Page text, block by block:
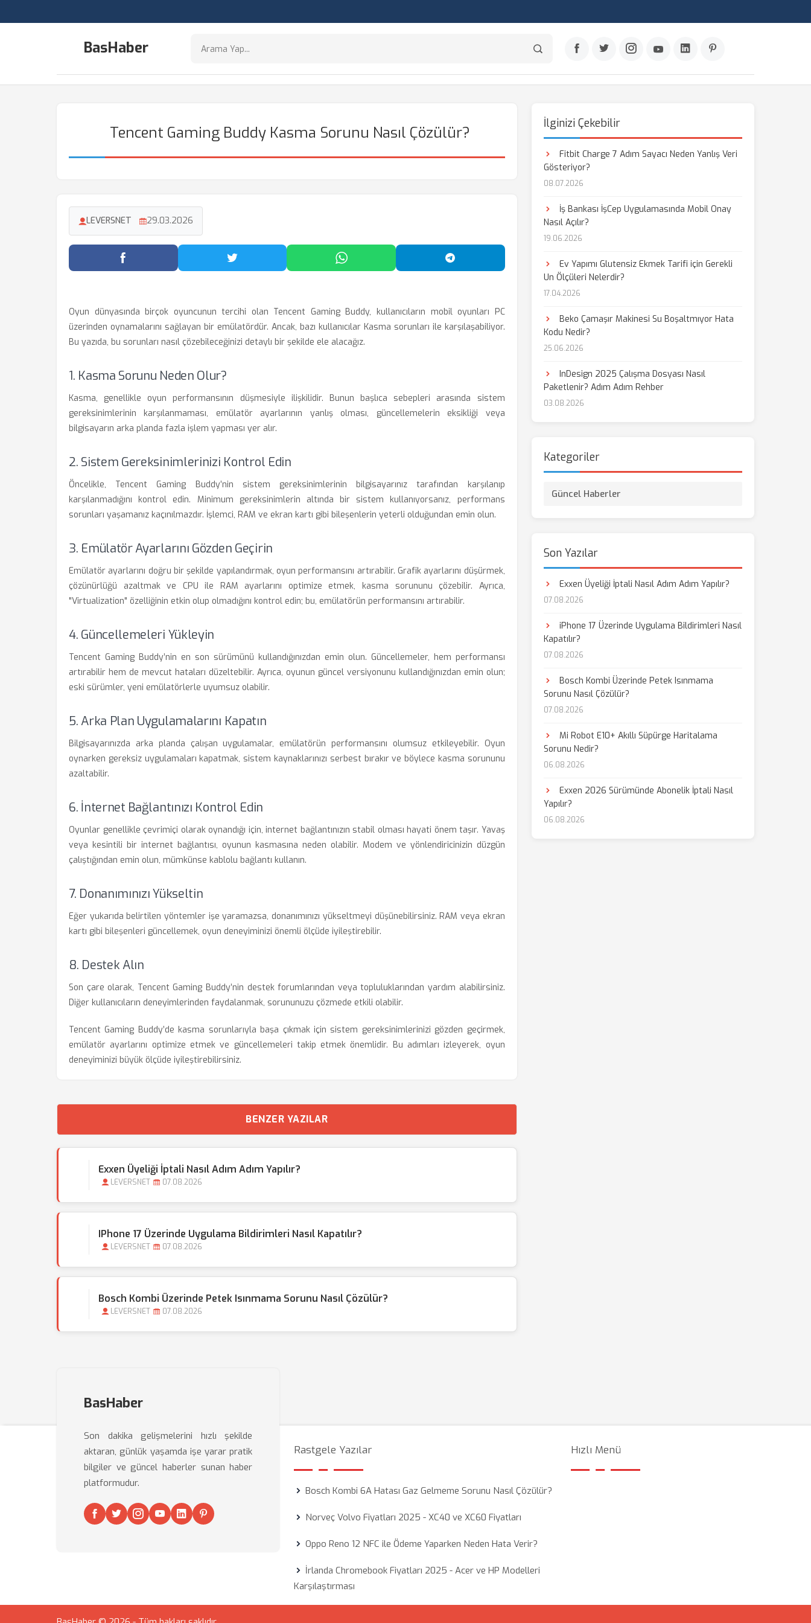
BasHaber
Tencent Gaming Buddy Kasma Sorunu Nasıl Çözülür?
LEVERSNET 29.03.2026
Facebook'ta Paylaş Twitter'da Paylaş WhatsApp'ta Paylaş Telegram'da Paylaş
Oyun dünyasında birçok oyuncunun tercihi olan Tencent Gaming Buddy, kullanıcıların mobil oyunları PC
üzerinden oynamalarını sağlayan bir emülatördür. Ancak, bazı kullanıcılar Kasma sorunları ile karşılaşabiliyor.
Bu yazıda, bu sorunları nasıl çözebileceğinizi detaylı bir şekilde ele alacağız.
1. Kasma Sorunu Neden Olur?
Kasma, genellikle oyun performansının düşmesiyle ilişkilidir. Bunun başlıca sebepleri arasında sistem
gereksinimlerinin karşılanmaması, emülatör ayarlarının yanlış olması, güncellemelerin eksikliği veya
bilgisayarın arka planda fazla işlem yapması yer alır.
2. Sistem Gereksinimlerinizi Kontrol Edin
Öncelikle, Tencent Gaming Buddy’nin sistem gereksinimlerinin bilgisayarınız tarafından karşılanıp
karşılanmadığını kontrol edin. Minimum gereksinimlerin altında bir sistem kullanıyorsanız, performans
sorunları yaşamanız kaçınılmazdır. İşlemci, RAM ve ekran kartı gibi bileşenlerin yeterli olduğundan emin olun.
3. Emülatör Ayarlarını Gözden Geçirin
Emülatör ayarlarını doğru bir şekilde yapılandırmak, oyun performansını artırabilir. Grafik ayarlarını düşürmek,
çözünürlüğü azaltmak ve CPU ile RAM ayarlarını optimize etmek, kasma sorununu çözebilir. Ayrıca,
"Virtualization" özelliğinin etkin olup olmadığını kontrol edin; bu, emülatörün performansını artırabilir.
4. Güncellemeleri Yükleyin
Tencent Gaming Buddy’nin en son sürümünü kullandığınızdan emin olun. Güncellemeler, hem performansı
artırabilir hem de mevcut hataları düzeltebilir. Ayrıca, oyunun güncel versiyonunu kullandığınızdan emin olun;
eski sürümler, yeni emülatörlerle uyumsuz olabilir.
5. Arka Plan Uygulamalarını Kapatın
Bilgisayarınızda arka planda çalışan uygulamalar, emülatörün performansını olumsuz etkileyebilir. Oyun
oynarken gereksiz uygulamaları kapatmak, sistem kaynaklarınızı serbest bırakır ve böylece kasma sorununu
azaltabilir.
6. İnternet Bağlantınızı Kontrol Edin
Oyunlar genellikle çevrimiçi olarak oynandığı için, internet bağlantınızın stabil olması hayati önem taşır. Yavaş
veya kesintili bir internet bağlantısı, oyunun kasmasına neden olabilir. Modem ve yönlendiricinizin düzgün
çalıştığından emin olun, mümkünse kablolu bağlantı kullanın.
7. Donanımınızı Yükseltin
Eğer yukarıda belirtilen yöntemler işe yaramazsa, donanımınızı yükseltmeyi düşünebilirsiniz. RAM veya ekran
kartı gibi bileşenleri güncellemek, oyun deneyiminizi önemli ölçüde iyileştirebilir.
8. Destek Alın
Son çare olarak, Tencent Gaming Buddy’nin destek forumlarından veya topluluklarından yardım alabilirsiniz.
Diğer kullanıcıların deneyimlerinden faydalanmak, sorununuzu çözmede etkili olabilir.
Tencent Gaming Buddy’de kasma sorunlarıyla başa çıkmak için sistem gereksinimlerinizi gözden geçirmek,
emülatör ayarlarını optimize etmek ve güncellemeleri takip etmek önemlidir. Bu adımları izleyerek, oyun
deneyiminizi büyük ölçüde iyileştirebilirsiniz.
BENZER YAZILAR
Exxen Üyeliği İptali Nasıl Adım Adım Yapılır?
LEVERSNET 07.08.2026
IPhone 17 Üzerinde Uygulama Bildirimleri Nasıl Kapatılır?
LEVERSNET 07.08.2026
Bosch Kombi Üzerinde Petek Isınmama Sorunu Nasıl Çözülür?
LEVERSNET 07.08.2026
İlginizi Çekebilir
Fitbit Charge 7 Adım Sayacı Neden Yanlış Veri
Gösteriyor?
08.07.2026
İş Bankası İşCep Uygulamasında Mobil Onay
Nasıl Açılır?
19.06.2026
Ev Yapımı Glutensiz Ekmek Tarifi için Gerekli
Un Ölçüleri Nelerdir?
17.04.2026
Beko Çamaşır Makinesi Su Boşaltmıyor Hata
Kodu Nedir?
25.06.2026
InDesign 2025 Çalışma Dosyası Nasıl
Paketlenir? Adım Adım Rehber
03.08.2026
Kategoriler
Güncel Haberler
Son Yazılar
Exxen Üyeliği İptali Nasıl Adım Adım Yapılır?
07.08.2026
iPhone 17 Üzerinde Uygulama Bildirimleri Nasıl
Kapatılır?
07.08.2026
Bosch Kombi Üzerinde Petek Isınmama
Sorunu Nasıl Çözülür?
07.08.2026
Mi Robot E10+ Akıllı Süpürge Haritalama
Sorunu Nedir?
06.08.2026
Exxen 2026 Sürümünde Abonelik İptali Nasıl
Yapılır?
06.08.2026
BasHaber
Son dakika gelişmelerini hızlı şekilde
aktaran, günlük yaşamda işe yarar pratik
bilgiler ve güncel haberler sunan haber
platformudur.
Rastgele Yazılar
Bosch Kombi 6A Hatası Gaz Gelmeme Sorunu Nasıl Çözülür?
Norveç Volvo Fiyatları 2025 - XC40 ve XC60 Fiyatları
Oppo Reno 12 NFC ile Ödeme Yaparken Neden Hata Verir?
İrlanda Chromebook Fiyatları 2025 - Acer ve HP Modelleri
Karşılaştırması
Hızlı Menü